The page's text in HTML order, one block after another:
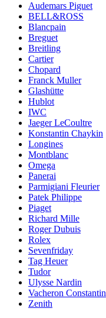
Audemars Piguet
BELL&ROSS
Blancpain
Breguet
Breitling
Cartier
Chopard
Franck Muller
Glashütte
Hublot
IWC
Jaeger LeCoultre
Konstantin Chaykin
Longines
Montblanc
Omega
Panerai
Parmigiani Fleurier
Patek Philippe
Piaget
Richard Mille
Roger Dubuis
Rolex
Sevenfriday
Tag Heuer
Tudor
Ulysse Nardin
Vacheron Constantin
Zenith